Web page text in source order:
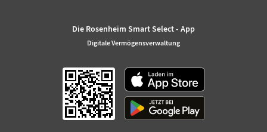
Die Rosenheim Smart Select - App
Digitale Vermögensverwaltung